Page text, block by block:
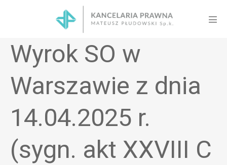
Wyrok SO w
Warszawie z dnia
14.04.2025 r.
(sygn. akt XXVIII C